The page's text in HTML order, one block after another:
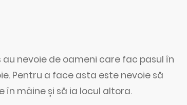
nevoie de oameni care fac pasul în
Pentru a face asta este nevoie să
în mâine și să ia locul altora.